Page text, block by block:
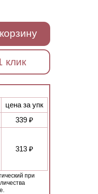
клик
цена за упк
339 ₽
313 ₽
при